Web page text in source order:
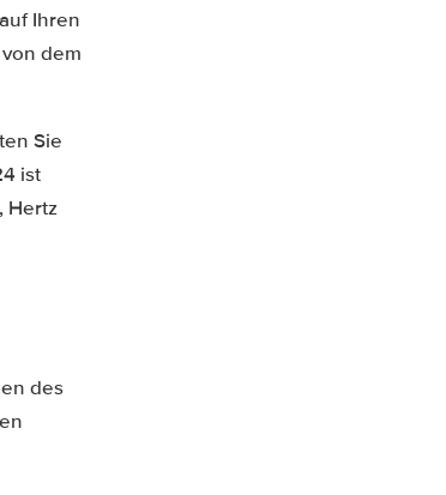
Ihren
dem
Sie
ist
Hertz
des